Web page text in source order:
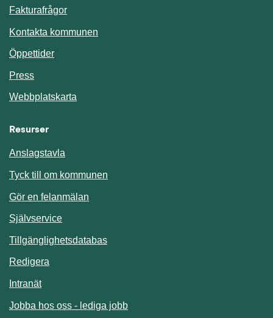
Fakturafrågor
Kontakta kommunen
Öppettider
Press
Webbplatskarta
Resurser
Anslagstavla
Tyck till om kommunen
Gör en felanmälan
SjälvserviceLänk till annan webbplats.
TillgänglighetsdatabasLänk till annan webbplats.
Redigera
IntranätLänk till annan webbplats.
Jobba hos oss - lediga jobb